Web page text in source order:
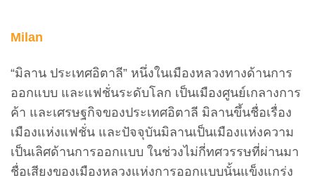
Milan
“มิลาน ประเทศอิตาลี” หนึ่งในเมืองหลวงทางด้านการ
ออกแบบ และแฟชั่นระดับโลก เป็นเมืองศูนย์เกลางการ
ค้า และเศรษฐกิจของประเทศอิตาลี มิลานขึ้นชื่อเรื่อง
เมืองแห่งแฟชั่น และปัจจุบันมิลานเป็นเมืองแห่งความ
เป็นเลิศด้านการออกแบบ ในช่วงไม่กี่ทศวรรษที่ผ่านมา
ชื่อเสียงของเมืองหลวงแห่งการออกแบบนั้นแข็งแกร่ง